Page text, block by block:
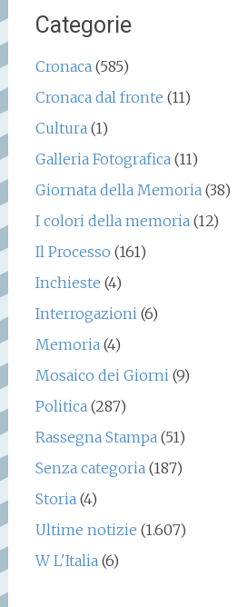
Categorie
Cronaca(585)
Cronaca dal fronte (11)
Cultura(1)
Galleria Fotografica(11)
Giornata della Memoria(38)
I colori della memoria(12)
Il Processo (161)
Inchieste (4)
Interrogazioni(6)
Memoria(4)
Mosaico dei Giorni(9)
Politica(287)
Rassegna Stampa(51)
Senza categoria(187)
Storia(4)
Ultime notizie (1.607)
W L'Italia(6)